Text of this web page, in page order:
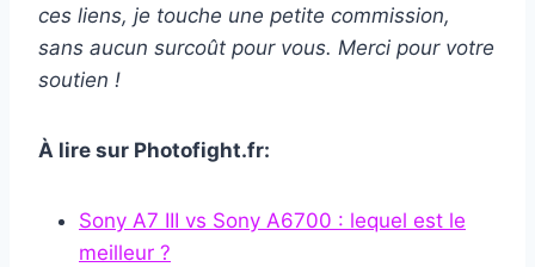
ces liens, je touche une petite commission,
sans aucun surcoût pour vous. Merci pour votre
soutien !
À lire sur Photofight.fr:
Sony A7 III vs Sony A6700 : lequel est le
meilleur ?